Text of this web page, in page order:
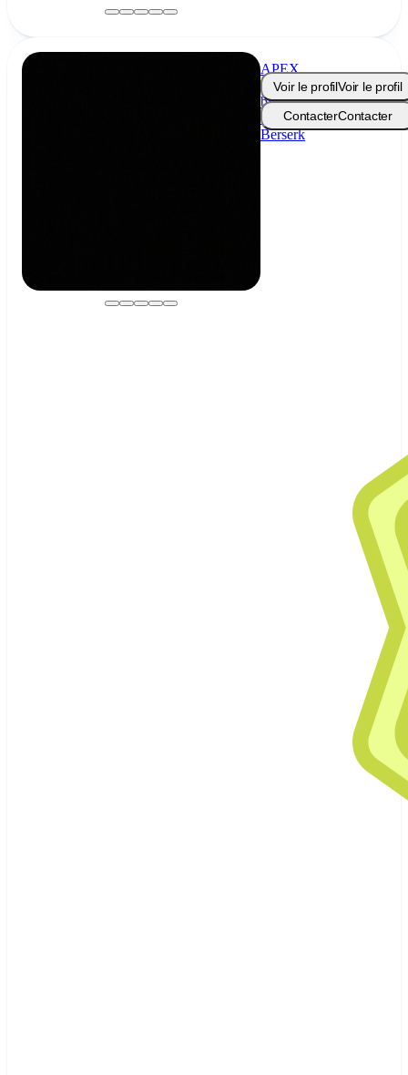
APEX
Méthode
by
Le
Berserk
Voir le profilVoir le profil
ContacterContacter